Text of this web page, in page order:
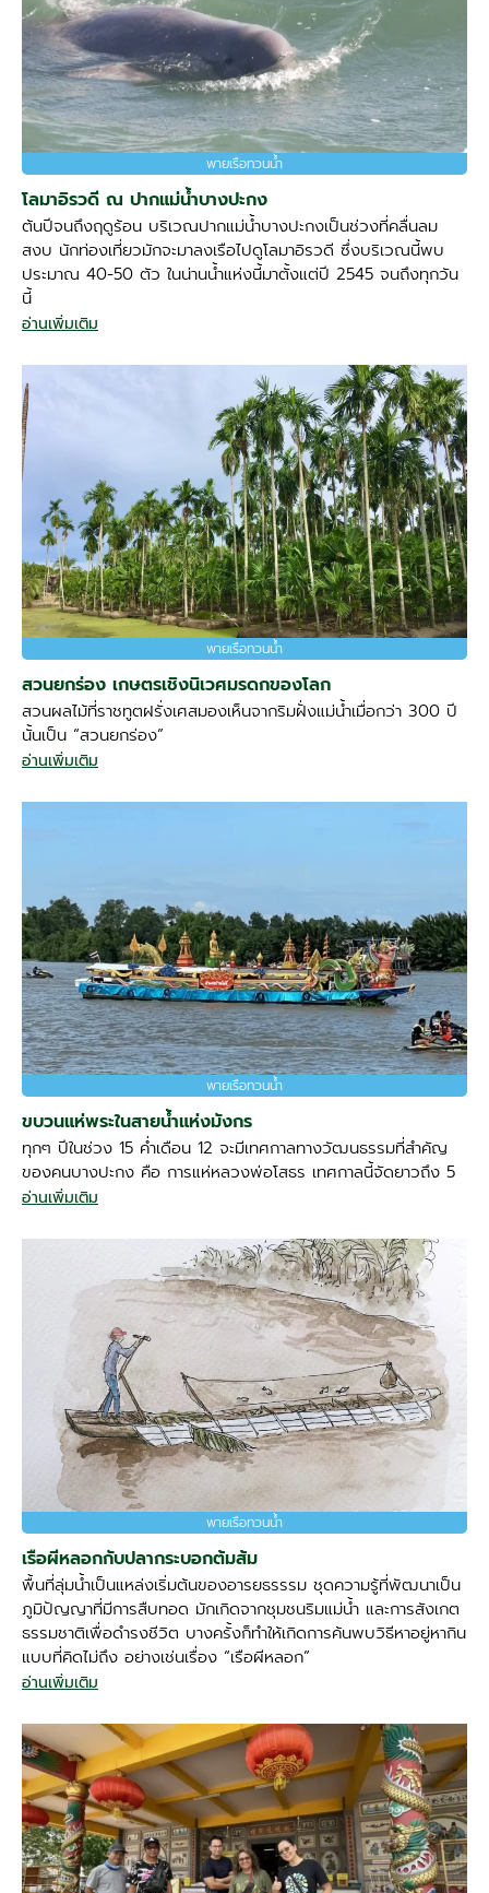
พายเรือทวนน้ำ
โลมาอิรวดี ณ ปากแม่น้ำบางปะกง
ต้นปีจนถึงฤดูร้อน บริเวณปากแม่น้ำบางปะกงเป็นช่วงที่คลื่นลม
สงบ นักท่องเที่ยวมักจะมาลงเรือไปดูโลมาอิรวดี ซึ่งบริเวณนี้พบ
ประมาณ 40-50 ตัว ในน่านน้ำแห่งนี้มาตั้งแต่ปี 2545 จนถึงทุกวัน
นี้
อ่านเพิ่มเติม
พายเรือทวนน้ำ
สวนยกร่อง เกษตรเชิงนิเวศมรดกของโลก
สวนผลไม้ที่ราชทูตฝรั่งเศสมองเห็นจากริมฝั่งแม่น้ำเมื่อกว่า 300 ปี
นั้นเป็น “สวนยกร่อง”
อ่านเพิ่มเติม
พายเรือทวนน้ำ
ขบวนแห่พระในสายน้ำแห่งมังกร
ทุกๆ ปีในช่วง 15 ค่ำเดือน 12 จะมีเทศกาลทางวัฒนธรรมที่สำคัญ
ของคนบางปะกง คือ การแห่หลวงพ่อโสธร เทศกาลนี้จัดยาวถึง 5
อ่านเพิ่มเติม
พายเรือทวนน้ำ
เรือผีหลอกกับปลากระบอกต้มส้ม
พื้นที่ลุ่มน้ำเป็นแหล่งเริ่มต้นของอารยธรรรม ชุดความรู้ที่พัฒนาเป็น
ภูมิปัญญาที่มีการสืบทอด มักเกิดจากชุมชนริมแม่น้ำ และการสังเกต
ธรรมชาติเพื่อดำรงชีวิต บางครั้งก็ทำให้เกิดการค้นพบวิธีหาอยู่หากิน
แบบที่คิดไม่ถึง อย่างเช่นเรื่อง “เรือผีหลอก”
อ่านเพิ่มเติม